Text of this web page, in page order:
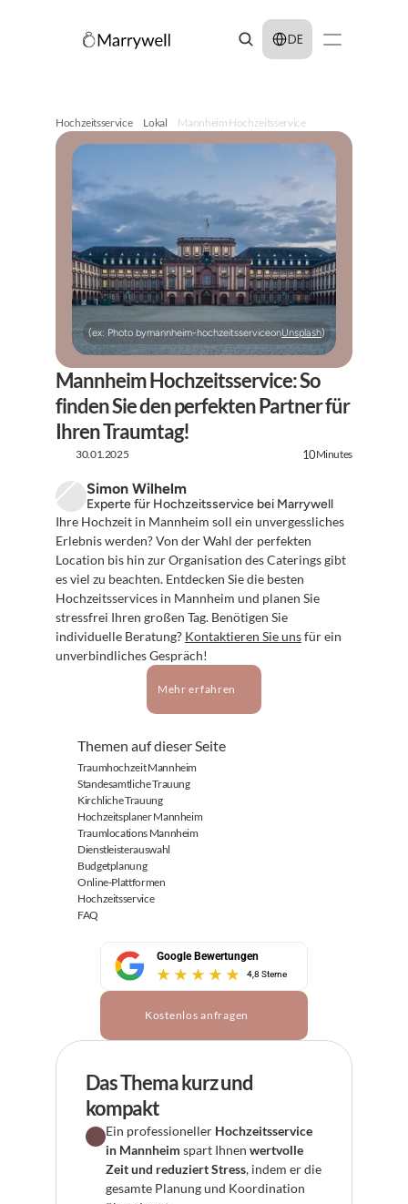
Select Language
DE
Hochzeitsservice Lokal Mannheim Hochzeitsservice
(ex: Photo bymannheim-hochzeitsserviceonUnsplash)
Mannheim Hochzeitsservice: So
finden Sie den perfekten Partner für
Ihren Traumtag!
30.01.2025 10Minutes
Simon Wilhelm
Experte für Hochzeitsservice bei Marrywell
Ihre Hochzeit in Mannheim soll ein unvergessliches
Erlebnis werden? Von der Wahl der perfekten
Location bis hin zur Organisation des Caterings gibt
es viel zu beachten. Entdecken Sie die besten
Hochzeitsservices in Mannheim und planen Sie
stressfrei Ihren großen Tag. Benötigen Sie
individuelle Beratung? Kontaktieren Sie uns für ein
unverbindliches Gespräch!
Mehr erfahren
Themen auf dieser Seite
Traumhochzeit Mannheim
Standesamtliche Trauung
Kirchliche Trauung
Hochzeitsplaner Mannheim
Traumlocations Mannheim
Dienstleisterauswahl
Budgetplanung
Online-Plattformen
Hochzeitsservice
FAQ
Google Bewertungen
4,8 Sterne
Kostenlos anfragen
Das Thema kurz und
kompakt
Ein professioneller Hochzeitsservice
in Mannheim spart Ihnen wertvolle
Zeit und reduziert Stress, indem er die
gesamte Planung und Koordination